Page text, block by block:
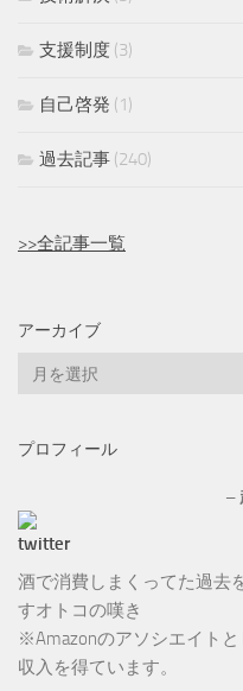
支援制度 (3)
自己啓発 (1)
過去記事 (240)
>>全記事一覧
アーカイブ
イ
プロフィール
–
酒で消費しまくってた過去
すオトコの嘆き
※Amazonのアソシエイト
収入を得ています。